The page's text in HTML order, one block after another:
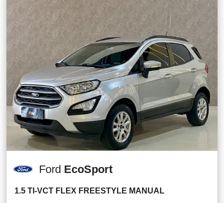
Ford EcoSport
1.5 TI-VCT FLEX FREESTYLE MANUAL